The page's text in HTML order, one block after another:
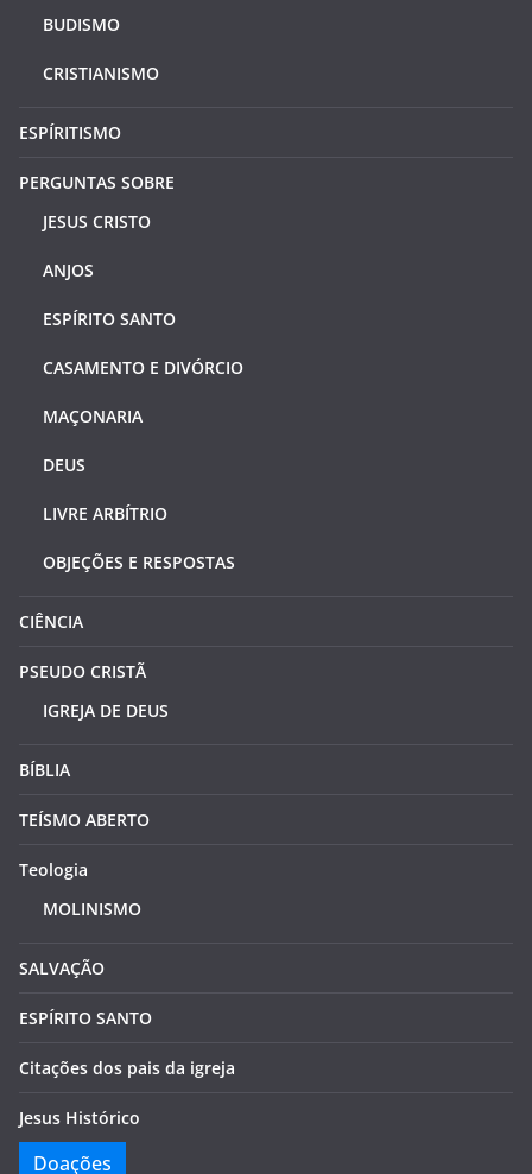
BUDISMO
CRISTIANISMO
ESPÍRITISMO
PERGUNTAS SOBRE
JESUS CRISTO
ANJOS
ESPÍRITO SANTO
CASAMENTO E DIVÓRCIO
MAÇONARIA
DEUS
LIVRE ARBÍTRIO
OBJEÇÕES E RESPOSTAS
CIÊNCIA
PSEUDO CRISTÃ
IGREJA DE DEUS
BÍBLIA
TEÍSMO ABERTO
Teologia
MOLINISMO
SALVAÇÃO
ESPÍRITO SANTO
Citações dos pais da igreja
Jesus Histórico
Doações